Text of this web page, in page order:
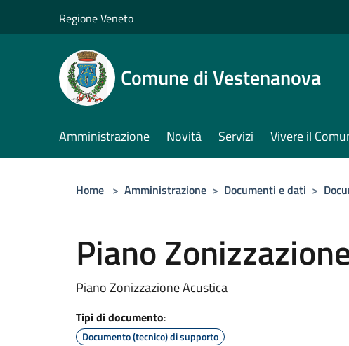
Regione Veneto
Comune di Vestenanova
Amministrazione Novità Servizi Vivere il
Home > Amministrazione > Documenti e dati >
Piano
Piano Zonizzazione Acustica
Tipi di documento:
Documento (tecnico) di supporto